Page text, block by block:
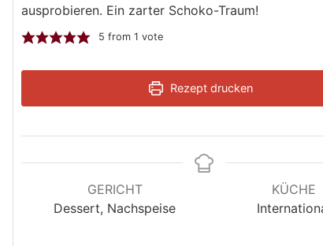
ausprobieren. Ein zarter Schoko-Traum!
5 from 1 vote
Rezept drucken
GERICHT
Dessert, Nachspeise
KÜCHE